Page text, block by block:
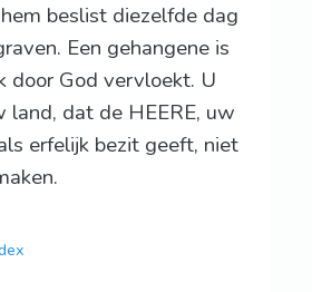
beslist diezelfde dag
Een gehangene is
door God vervloekt. U
land, dat de HEERE, uw
erfelijk bezit geeft, niet